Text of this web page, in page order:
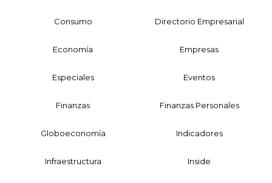
Consumo Directorio Empresarial
Economía Empresas
Especiales Eventos
Finanzas Finanzas Personales
Globoeconomía Indicadores
Infraestructura Inside